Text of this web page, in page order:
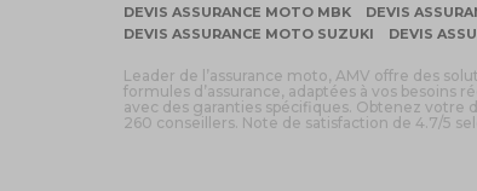
DEVIS ASSURANCE MOTO MBK
DEVIS
DEVIS ASSURANCE MOTO SUZUKI
DEVIS
Leader de l’assurance moto, AMV offre des
formules d’assurance, adaptées à vos besoins
avec des garanties spécifiques. Obtenez votre
260 conseillers. Note de satisfaction de 4.7/5